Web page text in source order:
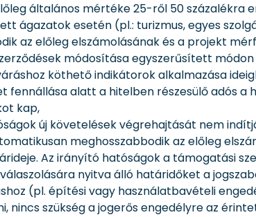
általános mértéke 25-ről 50 százalékra
ágazatok esetén (pl.: turizmus, egyes
az előleg elszámolásának és a projekt
módosítása egyszerűsített
köthető indikátorok alkalmazása
fennállása alatt a hitelben részesülő adós
kap,
új követelések végrehajtását nem
meghosszabbodik az előleg
Az irányító hatóságok a támogatási
nyitva álló határidőket a
(pl. építési vagy használatbavételi
nincs szükség a jogerős engedélyre az